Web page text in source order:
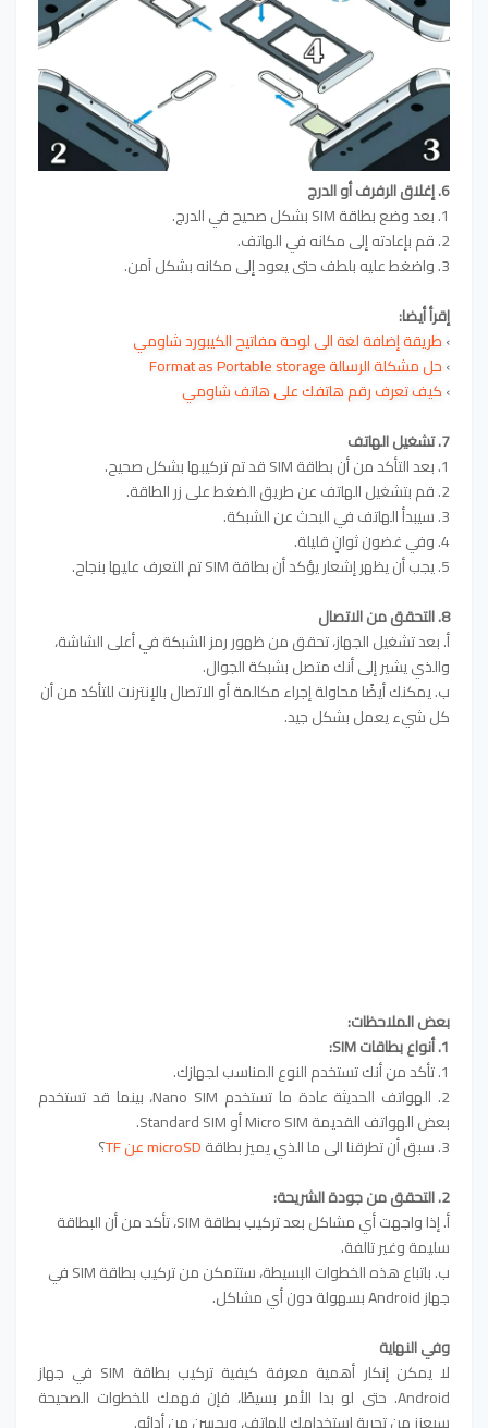
6. إغلاق الرفرف أو الدرج
1. بعد وضع بطاقة SIM بشكل صحيح في الدرج.
2. قم بإعادته إلى مكانه في الهاتف.
3. واضغط عليه بلطف حتى يعود إلى مكانه بشكل آمن.
إقرأ أيضا:
›طريقة إضافة لغة الى لوحة مفاتيح الكيبوردشاومي
›حل مشكلة الرسالة Format as Portable storage
›كيف تعرف رقم هاتفك على هاتف شاومي
7. تشغيل الهاتف
1. بعد التأكد من أن بطاقة SIM قد تم تركيبها بشكل صحيح.
2. قم بتشغيل الهاتف عن طريق الضغط على زر الطاقة.
3. سيبدأ الهاتف في البحث عن الشبكة.
4. وفي غضون ثوانٍ قليلة.
5. يجب أن يظهر إشعار يؤكد أن بطاقة SIM تم التعرف عليها بنجاح.
8. التحقق من الاتصال
أ. بعد تشغيل الجهاز، تحقق من ظهور رمز الشبكة في أعلى الشاشة،
والذي يشير إلى أنك متصل بشبكة الجوال.
ب. يمكنك أيضًا محاولة إجراء مكالمة أو الاتصال بالإنترنت للتأكد من أن
كل شيء يعمل بشكل جيد.
بعض الملاحظات:
1. أنواع بطاقات SIM:
1. تأكد من أنك تستخدم النوع المناسب لجهازك.
2. الهواتف الحديثة عادة ما تستخدم Nano SIM، بينما قد تستخدم
بعض الهواتف القديمة Micro SIM أو Standard SIM.
3. سبق أن تطرقنا الى ما الذي يميز بطاقة
microSD عن TF
؟
2. التحقق من جودة الشريحة:
أ. إذا واجهت أي مشاكل بعد تركيب بطاقة SIM، تأكد من أن البطاقة
سليمة وغير تالفة.
ب. باتباع هذه الخطوات البسيطة، ستتمكن من تركيب بطاقة SIM في
جهاز Android بسهولة دون أي مشاكل.
وفي النهاية
لا يمكن إنكار أهمية معرفة كيفية تركيب بطاقة SIM في جهاز
Android. حتى لو بدا الأمر بسيطًا، فإن فهمك للخطوات الصحيحة